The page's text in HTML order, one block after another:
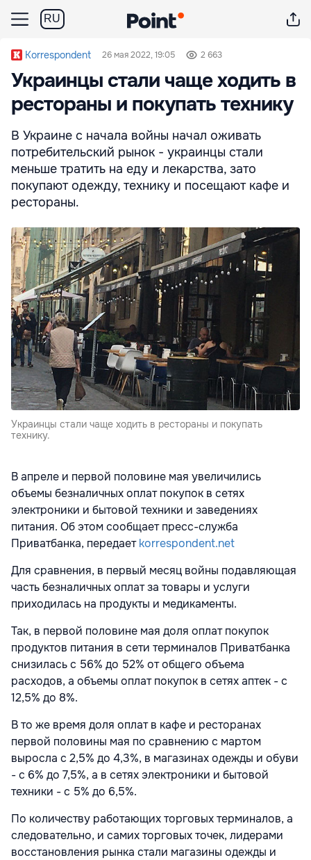
RU
Korrespondent 26 мая 2022, 19:05 2 663
Украинцы стали чаще ходить в
рестораны и покупать технику
В Украине с начала войны начал оживать
потребительский рынок - украинцы стали
меньше тратить на еду и лекарства, зато
покупают одежду, технику и посещают кафе и
рестораны.
Украинцы стали чаще ходить в рестораны и покупать
технику.
В апреле и первой половине мая увеличились
объемы безналичных оплат покупок в сетях
электроники и бытовой техники и заведениях
питания. Об этом сообщает пресс-служба
Приватбанка, передаетkorrespondent.net
Для сравнения, в первый месяц войны подавляющая
часть безналичных оплат за товары и услуги
приходилась на продукты и медикаменты.
Так, в первой половине мая доля оплат покупок
продуктов питания в сети терминалов Приватбанка
снизилась с 56% до 52% от общего объема
расходов, а объемы оплат покупок в сетях аптек - с
12,5% до 8%.
В то же время доля оплат в кафе и ресторанах
первой половины мая по сравнению с мартом
выросла с 2,5% до 4,3%, в магазинах одежды и обуви
- с 6% до 7,5%, а в сетях электроники и бытовой
техники - с 5% до 6,5%.
По количеству работающих торговых терминалов, а
следовательно, и самих торговых точек, лидерами
восстановления рынка стали магазины одежды и